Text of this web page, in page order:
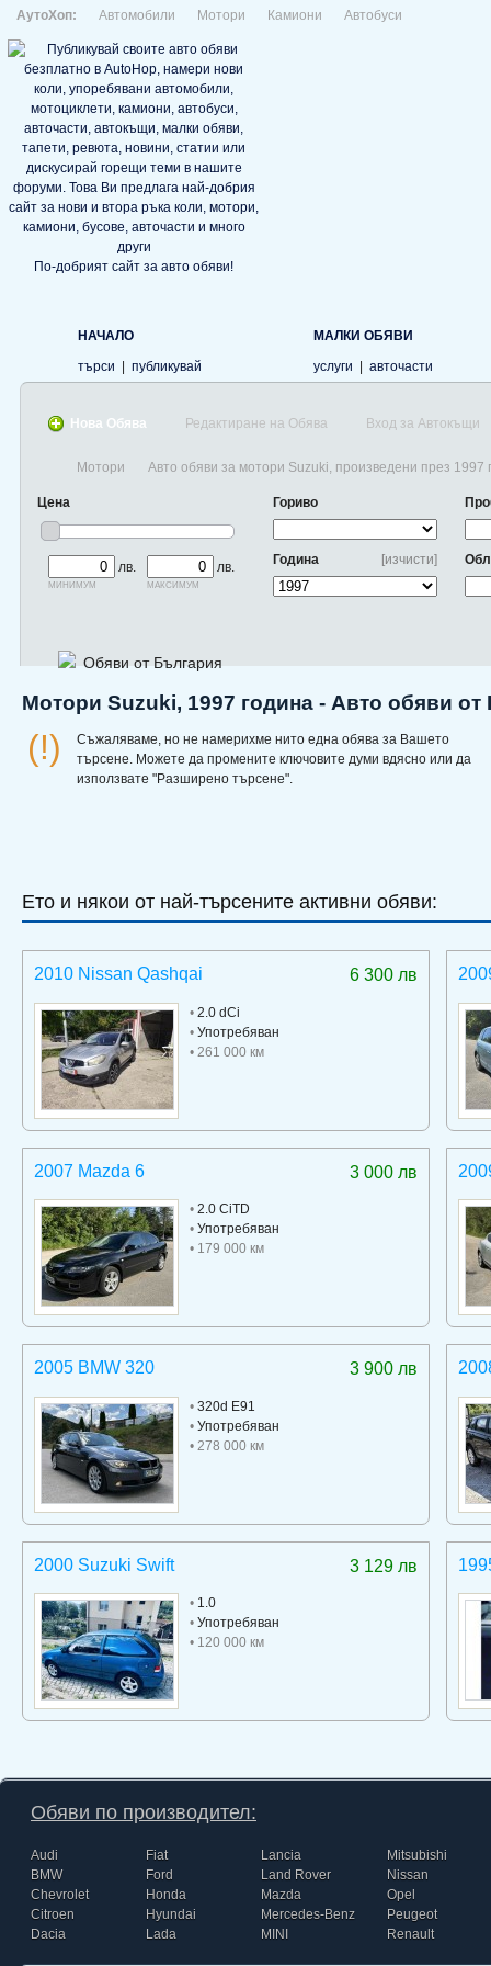
АутоХоп: Автомобили Мотори Камиони Автобуси
По-добрият сайт за авто обяви!
НАЧАЛО
търси
публикувай
МАЛКИ ОБЯВИ
услуги
авточасти
Нова Обява Редактиране на Обява Вход за Автокъщи
Мотори Авто обяви за мотори Suzuki, произведени през 1997
Цена
лв.
минимум
лв.
максимум
Гориво
[изчисти]
Година
Обяви от България
Мотори Suzuki, 1997 година - Авто обяви от
(!)
Съжаляваме, но не намерихме нито една обява за Вашето
търсене. Можете да промените ключовите думи вдясно или да
използвате "Разширено търсене".
Ето и някои от най-търсените активни обяви:
6 300 лв
2010 Nissan Qashqai
• 2.0 dCi
• Употребяван
• 261 000 км
3 000 лв
2007 Mazda 6
• 2.0 CiTD
• Употребяван
• 179 000 км
3 900 лв
2005 BMW 320
• 320d E91
• Употребяван
• 278 000 км
3 129 лв
2000 Suzuki Swift
• 1.0
• Употребяван
• 120 000 км
Обяви по производител:
Audi
BMW
Chevrolet
Citroen
Dacia
Fiat
Ford
Honda
Hyundai
Lada
Lancia
Land Rover
Mazda
Mercedes-Benz
MINI
Mitsubishi
Nissan
Opel
Peugeot
Renault